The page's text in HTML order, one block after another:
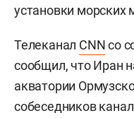
установки морских
Телеканал CNNсо
сообщил, что Иран
акватории
собеседников